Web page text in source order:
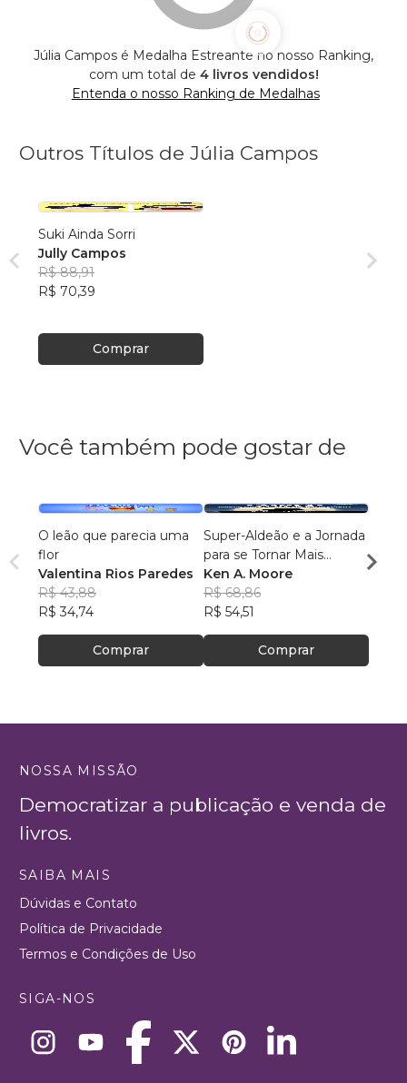
Júlia Campos é Medalha Estreante no nosso Ranking,
com um total de 4 livros vendidos!
Entenda o nosso Ranking de Medalhas
Outros Títulos de Júlia Campos
Suki Ainda Sorri
Jully Campos
R$ 88,91
R$ 70,39
Comprar
Você também pode gostar de
O leão que parecia uma
flor
Valentina Rios Paredes
R$ 43,88
R$ 34,74
Comprar
Super-Aldeão e a Jornada
para se Tornar Mais
Interessante!
Ken A. Moore
R$ 68,86
R$ 54,51
Comprar
R$
NOSSA MISSÃO
Democratizar a publicação e venda de
livros.
SAIBA MAIS
Dúvidas e Contato
Política de Privacidade
Termos e Condições de Uso
SIGA-NOS